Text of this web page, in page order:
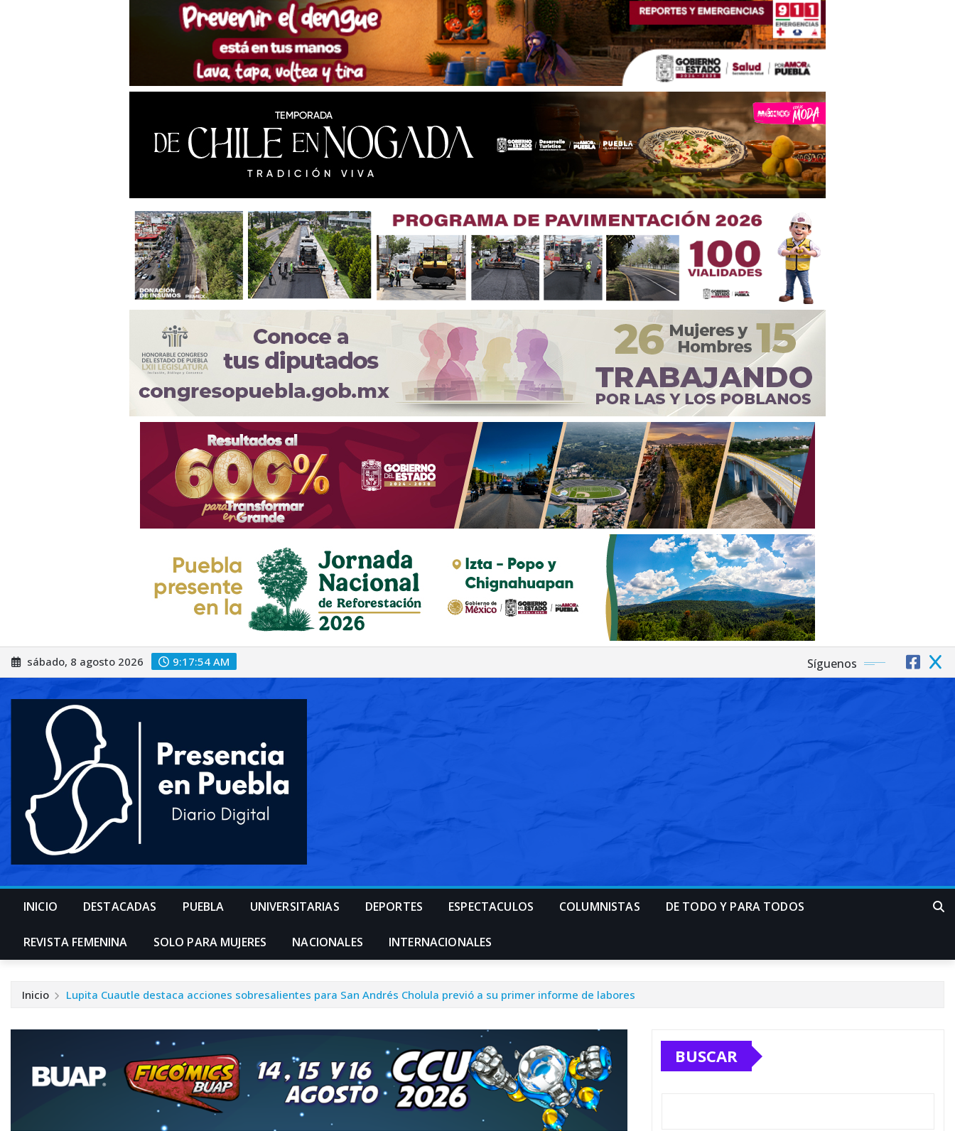
Saltar
al
sábado, 8 agosto 2026 9:17:57 AM Síguenos
INICIO DESTACADAS PUEBLA UNIVERSITARIAS DEPORTES ESPECTACULOS COLUMNISTAS DE TODO Y PARA TODOS
REVISTA FEMENINA SOLO PARA MUJERES NACIONALES INTERNACIONALES
Inicio Lupita Cuautle destaca acciones sobresalientes para San Andrés Cholula previó a su primer informe de labores
BUSCAR